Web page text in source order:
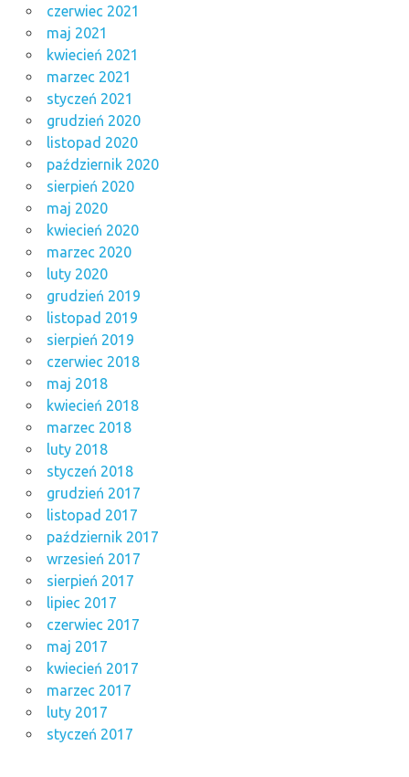
czerwiec 2021
maj 2021
kwiecień 2021
marzec 2021
styczeń 2021
grudzień 2020
listopad 2020
październik 2020
sierpień 2020
maj 2020
kwiecień 2020
marzec 2020
luty 2020
grudzień 2019
listopad 2019
sierpień 2019
czerwiec 2018
maj 2018
kwiecień 2018
marzec 2018
luty 2018
styczeń 2018
grudzień 2017
listopad 2017
październik 2017
wrzesień 2017
sierpień 2017
lipiec 2017
czerwiec 2017
maj 2017
kwiecień 2017
marzec 2017
luty 2017
styczeń 2017